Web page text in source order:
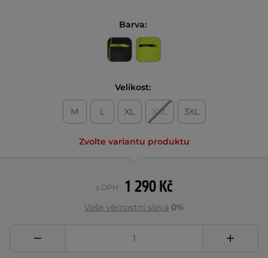
Barva:
Velikost:
M L XL XXL 3XL
Zvolte variantu produktu
1 290 Kč
s DPH
Vaše věrnostní sleva 0%